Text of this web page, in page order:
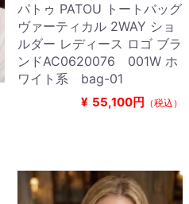
パトゥ PATOU トートバッグ
ヴァーティカル 2WAY ショ
ルダー レディース ロゴ ブラ
ンドAC0620076 001W ホ
ワイト系 bag-01
¥ 55,100円 （税込）